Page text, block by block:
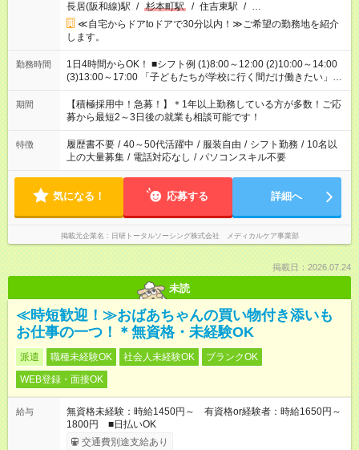
長居(阪和線)駅 / 杉本町駅 / 住吉東駅 / …
≪自宅からドアtoドアで30分以内！≫ご希望の勤務地を紹介
します。
勤務時間
1日4時間からOK！ ■シフト例 (1)8:00～12:00 (2)10:00～14:00
(3)13:00～17:00 「子どもたちが学校に行く間だけ働きたい」
「余裕を持って夕飯の準備がしたい」 「午前中は働いて、午後
はプライベートの時間にしたい」 など、ご希望を教えてくださ
いね。 ※Wワーク希望の方へ 今ご覧のお仕事で希望する勤務時
間と、もう1つのお仕事の勤務時間。 合計で週40時間を超える
場合は応募できません。
期間
【積極採用中！急募！】＊1年以上勤務している方が多数！ご応
募から最短2～3日後の就業も相談可能です！
特徴 履歴書不要 / 40～50代活躍中 / 服装自由 / シフト勤務 / 10名以
上の大量募集 / 電話対応なし / パソコンスキル不要
気になる！ 応募する 詳細へ
掲載元企業名 日研トータルソーシング株式会社 メディカルケア事業部
掲載日：2026.07.24
未読
≪時短歓迎！≫おばあちゃんの買い物付き添いも
お仕事の一つ！＊無資格・未経験OK
派遣 職種未経験OK 社会人未経験OK
ブランクOK
WEB登録・面接OK
給与
無資格未経験：時給1450円～ 有資格or経験者：時給1650円～
1800円 ■日払いOK
交通費別途支給あり